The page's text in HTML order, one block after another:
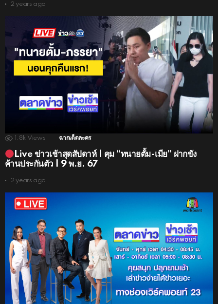
2 years ago
1.8k Views ฉากเด็ดละคร
Live ข่าวเช้าสุดสัปดาห์ | คุม “ทนายตั้ม-เมีย” ฝากขัง
ค้านประกันตัว | 9 พ.ย. 67
2 years ago